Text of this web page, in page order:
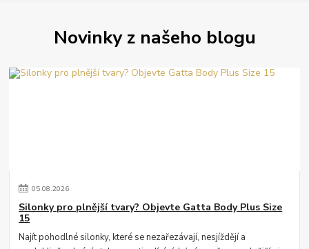
Novinky z našeho blogu
05.08.2026
Silonky pro plnější tvary? Objevte Gatta Body Plus Size
15
Najít pohodlné silonky, které se nezařezávají, nesjíždějí a